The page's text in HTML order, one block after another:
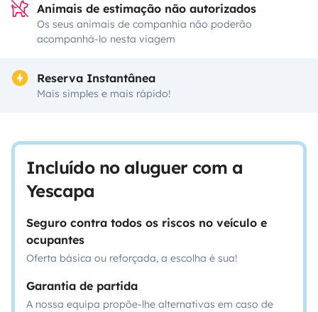
Animais de estimação não autorizados
Os seus animais de companhia não poderão
acompanhá-lo nesta viagem
Reserva Instantânea
Mais simples e mais rápido!
Incluído no aluguer com a
Yescapa
Seguro contra todos os riscos no veículo e
ocupantes
Oferta básica ou reforçada, a escolha é sua!
Garantia de partida
A nossa equipa propõe-lhe alternativas em caso de